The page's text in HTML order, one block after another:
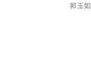
郭玉如